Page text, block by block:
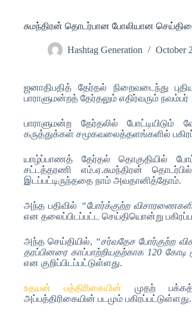
சுமந்திரன் தொடர்பான போலியான
Hashtag Generation October
ஜனாதிபதித் தேர்தல் நிறைவடைந்து
பாராளுமன்றத் தேர்தலும் எதிர்வரும்
பாராளுமன்ற தேர்தலில்
கருத்துக்கள் சமூகவலைத்தளங்களில்
யாழ்ப்பாணத் தேர்தல் தொகுதியில்
சட்டத்தரணி எம்.ஏ.சுமந்திரன்
இடப்பட்டிருந்ததை நாம் அவதானித்தோம்.
அந்த பதிவில் “போர்க்குற்ற
என தலைப்பிடப்பட்ட செய்தியொன்று
அந்த செய்தியில், “சர்வதேச போர்குற்ற
தரப்பினரை காப்பாற்றியதற்காக 120 கோடி
என குறிப்பிடப்பட்டுள்ளது.
உதயன் பத்திரிகையின் முதற்
அப்பத்திரிகையின் படமும் பகிரப்பட்டுள்ளது.